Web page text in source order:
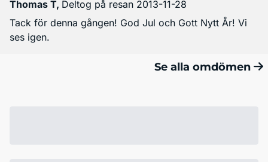
Thomas T, Deltog på resan 2013-11-28
Tack för denna gången! God Jul och Gott Nytt År! Vi
ses igen.
Se alla omdömen